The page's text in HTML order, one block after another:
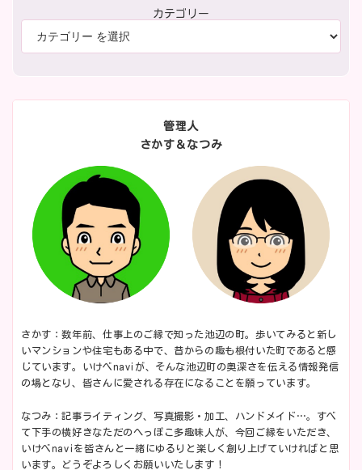
カテゴリー
管理人
さかす＆なつみ
さかす：数年前、仕事上のご縁で知った池辺の町。歩いてみると新し
いマンションや住宅もある中で、昔からの趣も根付いた町であると感
じています。いけべnaviが、そんな池辺町の奥深さを伝える情報発信
の場となり、皆さんに愛される存在になることを願っています。
なつみ：記事ライティング、写真撮影・加工、ハンドメイド…。すべ
て下手の横好きなただのへっぽこ多趣味人が、今回ご縁をいただき、
いけべnaviを皆さんと一緒にゆるりと楽しく創り上げていければと思
います。どうぞよろしくお願いいたします！